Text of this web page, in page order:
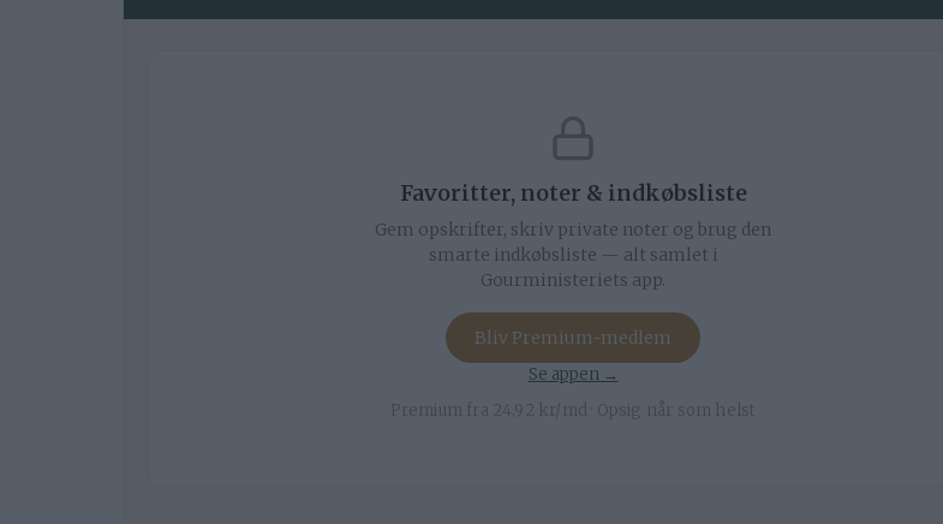
Favoritter, noter & indkøbsliste
Gem opskrifter, skriv private noter og brug den
smarte indkøbsliste — alt samlet i
Gourministeriets app.
Bliv Premium-medlem
Se appen →
Premium fra 24,92 kr/md · Opsig når som helst